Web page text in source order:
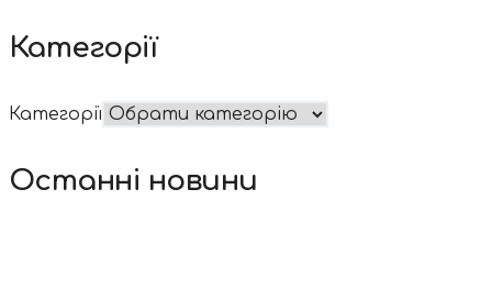
Категорії
Категорії
Останні новини